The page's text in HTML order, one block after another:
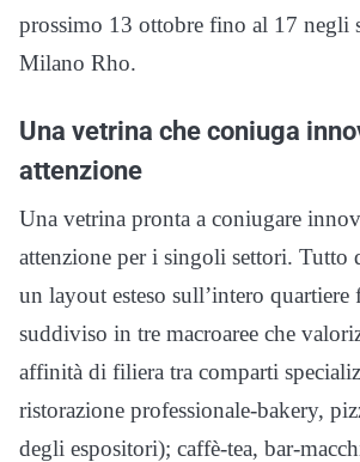
prossimo 13 ottobre fino al 17 negli
Milano Rho.
Una vetrina che coniuga
attenzione
Una vetrina pronta a coniugare
attenzione per i singoli settori. Tutto
un layout esteso sull’intero quartiere
suddiviso in tre macroaree che
affinità di filiera tra comparti
ristorazione professionale-bakery,
degli espositori); caffè-tea, bar-